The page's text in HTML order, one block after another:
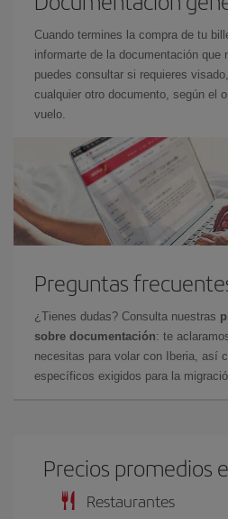
Cuando termines la compra de tu
informarte de la documentación que
puedes consultar si requieres
cualquier otro documento, según el
vuelo.
Preguntas
¿Tienes dudas? Consulta nuestras
sobre documentación: te
necesitas para volar con Iberia, así
específicos exigidos para la
Precios promedios
Restaurantes